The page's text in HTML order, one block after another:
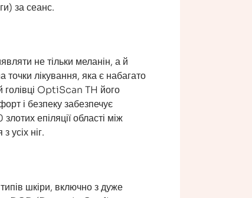
за сеанс.
не тільки меланін, а й
лікування, яка є набагато
голівці OptiScan TH його
і безпеку забезпечує
епіляції області між
усіх ніг.
шкіри, включно з дуже